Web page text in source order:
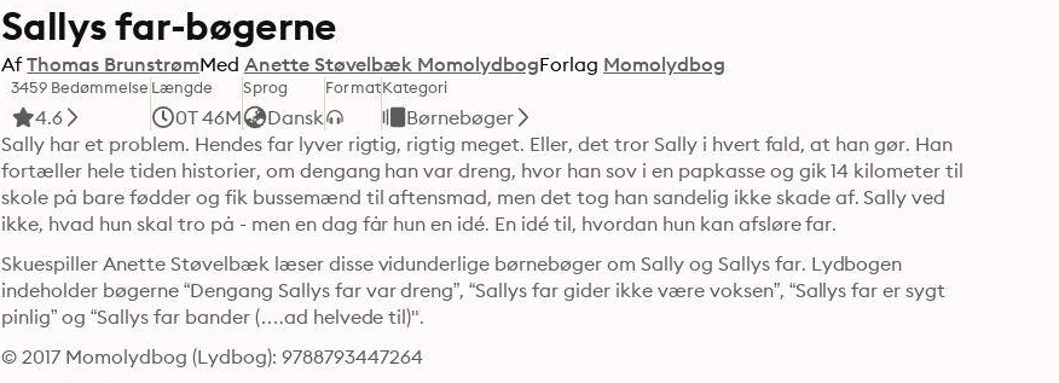
Sallys far-bøgerne
Af Thomas BrunstrømMed Anette Støvelbæk MomolydbogForlag Momolydbog
3459 Bedømmelse
4.6
Længde
0T 46M
Sprog
Dansk
FormatKategori
Børnebøger
Sally har et problem. Hendes far lyver rigtig, rigtig meget. Eller, det tror Sally i hvert fald, at han gør. Han
fortæller hele tiden historier, om dengang han var dreng, hvor han sov i en papkasse og gik 14 kilometer til
skole på bare fødder og fik bussemænd til aftensmad, men det tog han sandelig ikke skade af. Sally ved
Skuespiller Anette Støvelbæk læser disse vidunderlige børnebøger om Sally og Sallys far. Lydbogen
indeholder bøgerne “Dengang Sallys far var dreng”, “Sallys far gider ikke være voksen”, “Sallys far er sygt
pinlig” og “Sallys far bander (….ad helvede til)".
© 2017 Momolydbog (Lydbog): 9788793447264